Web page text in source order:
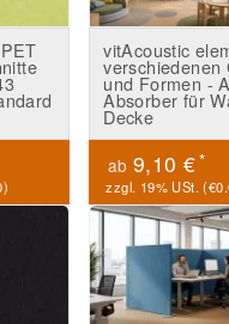
)
vitAcoustic
verschiedenen
und Formen -
Absorber für
Decke
ab 9,10 €*
zzgl. 19% USt. (